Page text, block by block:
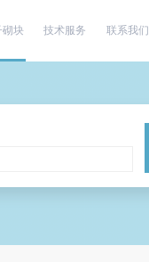
砌块 技术服务 联系我们